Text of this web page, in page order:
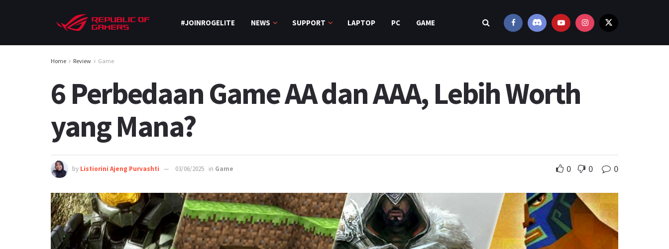
#JOINROGELITE NEWS SUPPORT LAPTOP PC GAME
Home Review Game
6 Perbedaan Game AA dan AAA, Lebih Worth
yang Mana?
by Listiorini Ajeng Purvashti 03/06/2025 in Game 0 0 0